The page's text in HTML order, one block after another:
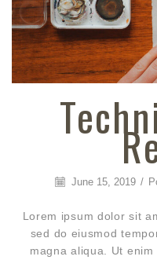
June 15, 2019 /
Lorem ipsum dolor sit
sed do eiusmod
magna aliqua. Ut